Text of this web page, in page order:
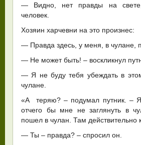
— Видно, нет правды на
человек.
Хозяин харчевни на это произнес:
— Правда здесь, у меня, в чулане,
— Не может быть! – воскликнул
— Я не буду тебя убеждать в
чулане.
«А теряю? – подумал путник. – Я
отчего бы мне не заглянуть в
пошел в чулан. Там действительно
— Ты – правда? – спросил он.